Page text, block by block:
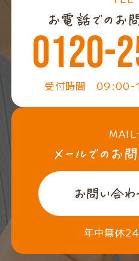
0120-
受付時間 09:00-
MAIL
年中無休